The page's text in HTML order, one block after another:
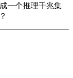
一个推理千兆集